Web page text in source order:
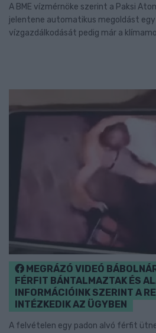
A BME vízmérnöke szerint a Paksi
jelentene automatikus megoldást
vízgazdálkodását pedig már a
MEGRÁZÓ VIDEÓ
FÉRFIT BÁNTALMAZTAK ÉS
INFORMÁCIÓINK SZERINT A
INTÉZKEDIK AZ ÜGYBEN
A felvételen egy padon alvó férfit